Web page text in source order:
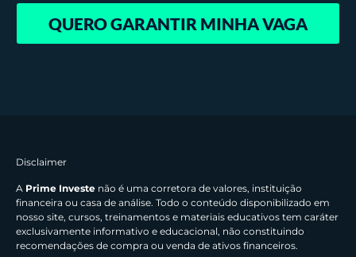
QUERO GARANTIR MINHA VAGA
Disclaimer
A Prime Investe não é uma corretora de valores, instituição
financeira ou casa de análise. Todo o conteúdo disponibilizado em
nosso site, cursos, treinamentos e materiais educativos tem caráter
exclusivamente informativo e educacional, não constituindo
recomendações de compra ou venda de ativos financeiros.